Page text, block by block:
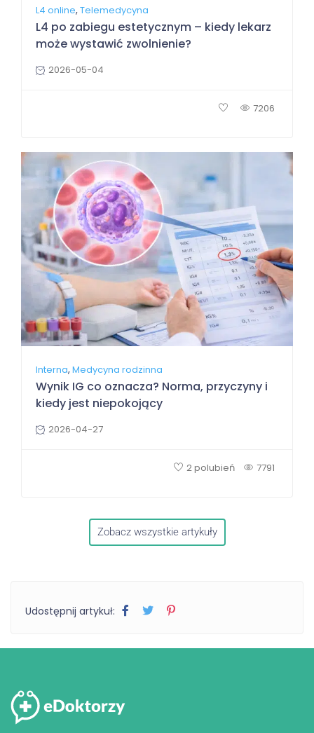
L4 online,Telemedycyna
L4 po zabiegu estetycznym – kiedy lekarz
może wystawić zwolnienie?
2026-05-04
7206
Interna,Medycyna rodzinna
Wynik IG co oznacza? Norma, przyczyny i
kiedy jest niepokojący
2026-04-27
2 polubień 7791
Zobacz wszystkie artykuły
Udostępnij artykuł: